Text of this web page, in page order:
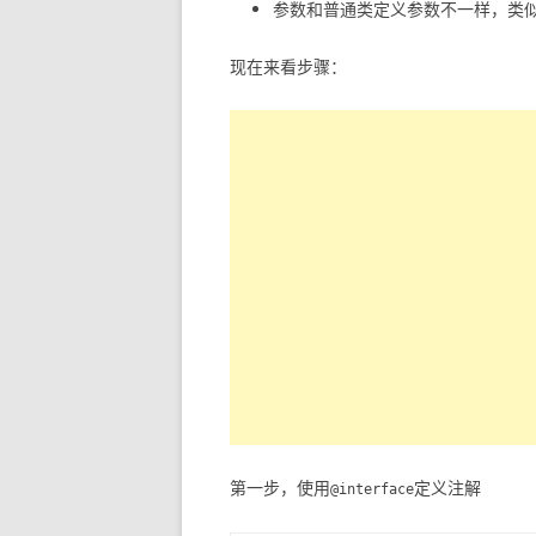
参数和普通类定义参数不一样，类
现在来看步骤：
第一步，使用@interface定义注解